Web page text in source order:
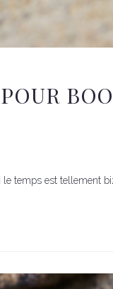
temps est tellement